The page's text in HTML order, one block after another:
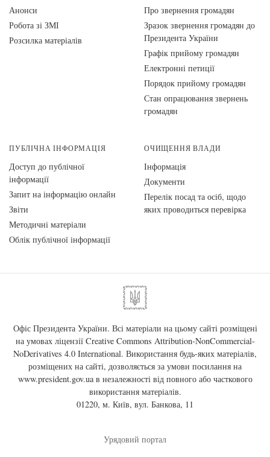
Анонси
Робота зі ЗМІ
Розсилка матеріалів
Про звернення громадян
Зразок звернення громадян до
Президента України
Графік прийому громадян
Електронні петиції
Порядок прийому громадян
Стан опрацювання звернень
громадян
ПУБЛІЧНА ІНФОРМАЦІЯ
Доступ до публічної
інформації
Запит на інформацію онлайн
Звіти
Методичні матеріали
Облік публічної інформації
ОЧИЩЕННЯ ВЛАДИ
Інформація
Документи
Перелік посад та осіб, щодо
яких проводиться перевірка
Офіс Президента України. Всі матеріали на цьому сайті розміщені
на умовах ліцензії Creative Commons Attribution-NonCommercial-
NoDerivatives 4.0 International. Використання будь-яких матеріалів,
розміщених на сайті, дозволяється за умови посилання на
www.president.gov.uaв незалежності від повного або часткового
використання матеріалів.
01220, м. Київ, вул. Банкова, 11
Урядовий портал